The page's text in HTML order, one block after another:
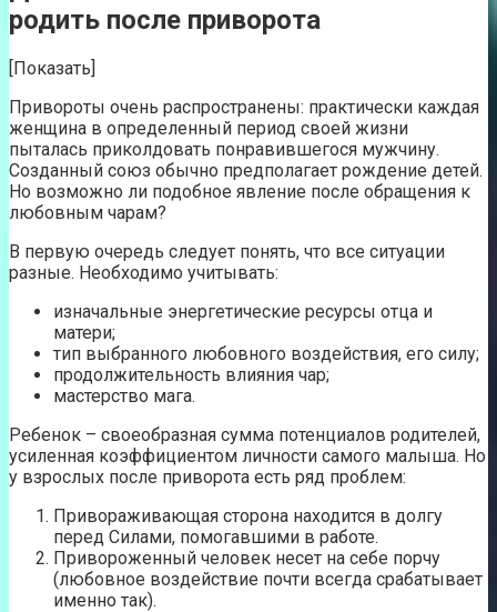
родить после приворота
[Показать]
Привороты очень распространены: практически каждая
женщина в определенный период своей жизни
пыталась приколдовать понравившегося мужчину.
Созданный союз обычно предполагает рождение детей.
Но возможно ли подобное явление после обращения к
любовным чарам?
В первую очередь следует понять, что все ситуации
разные. Необходимо учитывать:
изначальные энергетические ресурсы отца и
матери;
тип выбранного любовного воздействия, его силу;
продолжительность влияния чар;
мастерство мага.
Ребенок – своеобразная сумма потенциалов родителей,
усиленная коэффициентом личности самого малыша. Но
у взрослых после приворота есть ряд проблем:
Привораживающая сторона находится в долгу
перед Силами, помогавшими в работе.
Привороженный человек несет на себе порчу
(любовное воздействие почти всегда срабатывает
именно так).